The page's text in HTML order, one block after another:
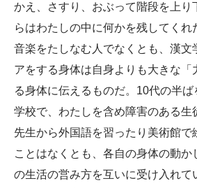
かえ、さすり、おぶって階段を上り
らはわたしの中に何かを残してくれ
音楽をたしなむ人でなくとも、漢文
アをする身体は自身よりも大きな「
る身体に伝えるものだ。10代の半
学校で、わたしを含め障害のある生
先生から外国語を習ったり美術館で
ことはなくとも、各自の身体の動か
の生活の営み方を互いに受け入れて